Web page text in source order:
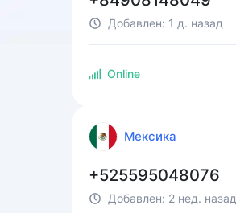
Добавлен: 1 д. назад
Online
Мексика
+525595048076
Добавлен: 2 нед. назад